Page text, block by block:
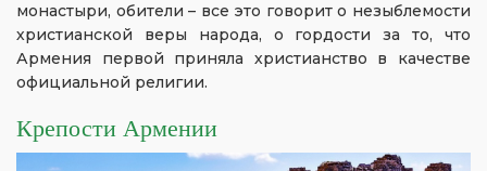
монастыри, обители – все это говорит о незыблемости
христианской веры народа, о гордости за то, что
Армения первой приняла христианство в качестве
официальной религии.
Крепости Армении